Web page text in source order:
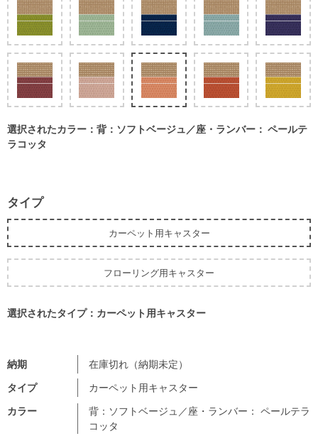
納期
在庫切れ（納期未定）
タイプ
カーペット用キャスター
カラー
背：ソフトベージュ／座・ランバー： ペールテラ
コッタ
選択されたカラー：背：ソフトベージュ／座・ランバー： ペールテ
ラコッタ
タイプ
カーペット用キャスター
フローリング用キャスター
選択されたタイプ：カーペット用キャスター